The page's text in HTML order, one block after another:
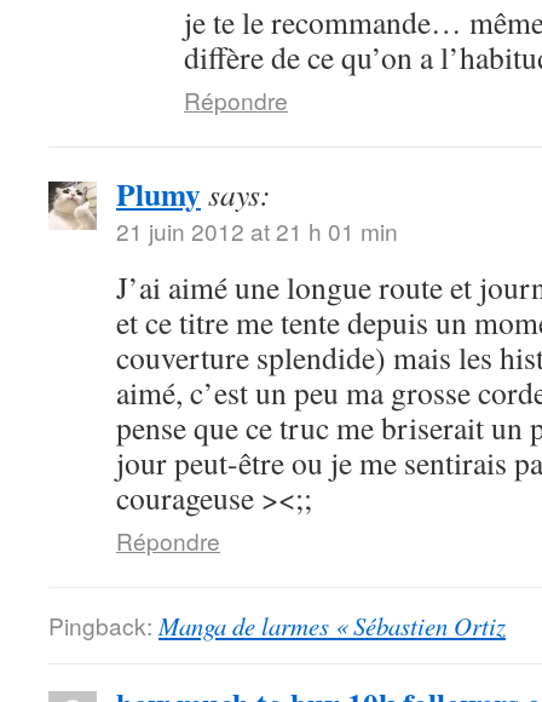
je te le recommande…
diffère de ce qu’on a
Répondre
Plumysays:
21 juin 2012 at 21 h 01 min
J’ai aimé une longue route et
et ce titre me tente depuis un
couverture splendide) mais les
aimé, c’est un peu ma grosse
pense que ce truc me briserait un
jour peut-être ou je me sentirais
courageuse ><;;
Répondre
Pingback: Manga de larmes « Sébastien Ortiz